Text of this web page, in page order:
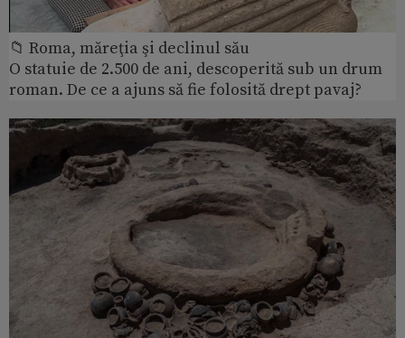
📁 Roma, măreţia şi declinul său
O statuie de 2.500 de ani, descoperită sub un drum
roman. De ce a ajuns să fie folosită drept pavaj?